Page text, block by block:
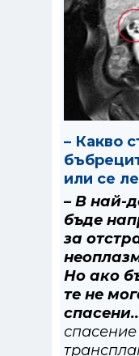
– Какво
или се
– В най-
бъде
за
Но ако
те не
спасени..